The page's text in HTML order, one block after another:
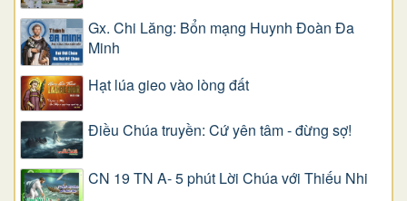
Gx. Chi Lăng: Bổn mạng Huynh Đoàn Đa
Minh
Hạt lúa gieo vào lòng đất
Điều Chúa truyền: Cứ yên tâm - đừng sợ!
CN 19 TN A- 5 phút Lời Chúa với Thiếu Nhi